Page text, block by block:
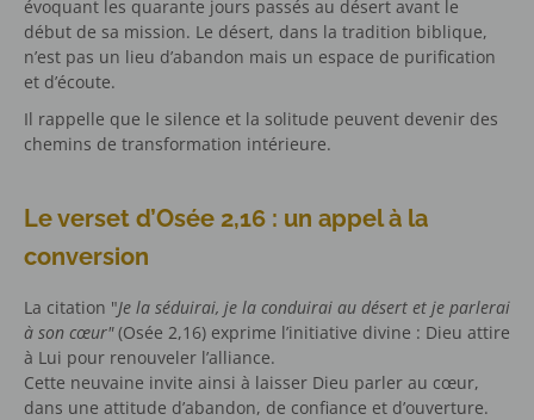
évoquant les quarante jours passés au désert avant le
début de sa mission. Le désert, dans la tradition biblique,
n’est pas un lieu d’abandon mais un espace de purification
et d’écoute.
Il rappelle que le silence et la solitude peuvent devenir des
chemins de transformation intérieure.
Le verset d’Osée 2,16 : un appel à la
conversion
La citation "Je la séduirai, je la conduirai au désert et je parlerai
à son cœur"(Osée 2,16) exprime l’initiative divine : Dieu attire
à Lui pour renouveler l’alliance.
Cette neuvaine invite ainsi à laisser Dieu parler au cœur,
dans une attitude d’abandon, de confiance et d’ouverture.